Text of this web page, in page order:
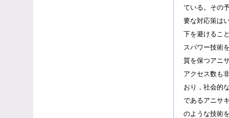
ている。その
要な対応策は
下を避けるこ
スパワー技術
質を保つアニ
アクセス数も
おり，社会的
であるアニサ
のような技術